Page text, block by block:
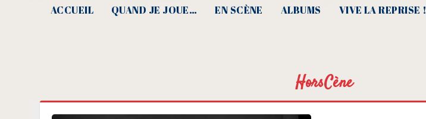
ACCUEIL QUAND JE JOUE… EN SCÈNE ALBUMS VIVE LA REPRISE !
HorsCène